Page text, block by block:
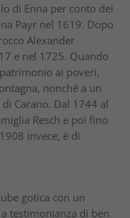
di Enna per conto dei
Payr nel 1619. Dopo
Alexander
e nel 1725. Quando
ai poveri,
nonché a un
Carano. Dal 1744 al
Resch e poi fino
invece, è di
gotica con un
testimonianza di ben